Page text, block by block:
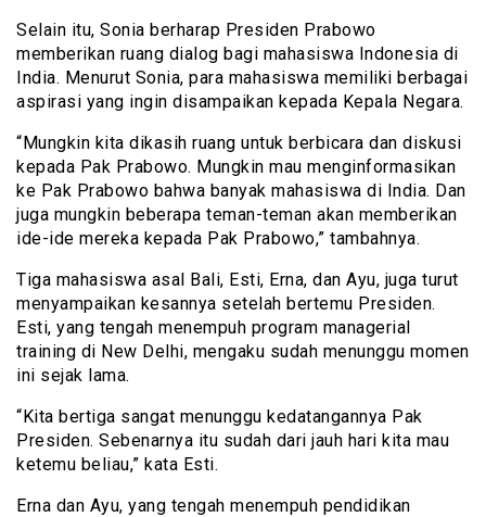
Selain itu, Sonia berharap Presiden Prabowo
memberikan ruang dialog bagi mahasiswa Indonesia di
India. Menurut Sonia, para mahasiswa memiliki berbagai
aspirasi yang ingin disampaikan kepada Kepala Negara.
“Mungkin kita dikasih ruang untuk berbicara dan diskusi
kepada Pak Prabowo. Mungkin mau menginformasikan
ke Pak Prabowo bahwa banyak mahasiswa di India. Dan
juga mungkin beberapa teman-teman akan memberikan
ide-ide mereka kepada Pak Prabowo,” tambahnya.
Tiga mahasiswa asal Bali, Esti, Erna, dan Ayu, juga turut
menyampaikan kesannya setelah bertemu Presiden.
Esti, yang tengah menempuh program managerial
training di New Delhi, mengaku sudah menunggu momen
ini sejak lama.
“Kita bertiga sangat menunggu kedatangannya Pak
Presiden. Sebenarnya itu sudah dari jauh hari kita mau
ketemu beliau,” kata Esti.
Erna dan Ayu, yang tengah menempuh pendidikan